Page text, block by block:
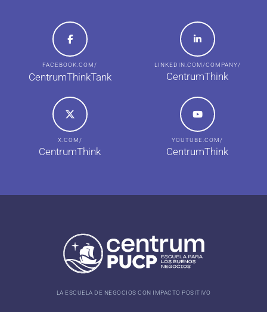
FACEBOOK.COM/
CentrumThinkTank
LINKEDIN.COM/COMPANY/
CentrumThink
X.COM/
CentrumThink
YOUTUBE.COM/
CentrumThink
LA ESCUELA DE NEGOCIOS CON IMPACTO POSITIVO